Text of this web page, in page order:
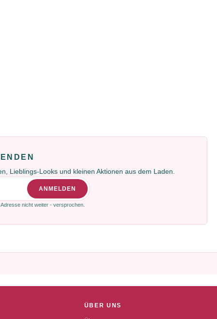
Lieblings-Looks und kleinen Aktionen aus dem Laden.
ANMELDEN
nicht weiter - versprochen.
ÜBER UNS